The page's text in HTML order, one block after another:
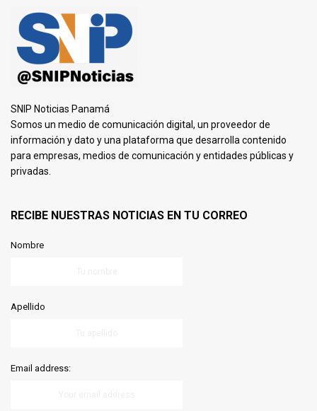
SNIP Noticias Panamá
Somos un medio de comunicación digital, un proveedor de
información y dato y una plataforma que desarrolla contenido
para empresas, medios de comunicación y entidades públicas y
privadas.
RECIBE NUESTRAS NOTICIAS EN TU CORREO
Nombre
Apellido
Email address: